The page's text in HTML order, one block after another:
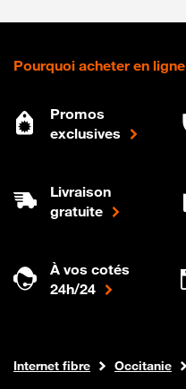
Pourquoi acheter en ligne
Promos
exclusives
Livraison
gratuite
À vos cotés
24h/24
Boutique Orange
Internet fibre Occitanie